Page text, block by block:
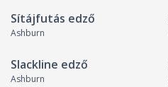
Sítájfutás edző
Ashburn
Slackline edző
Ashburn